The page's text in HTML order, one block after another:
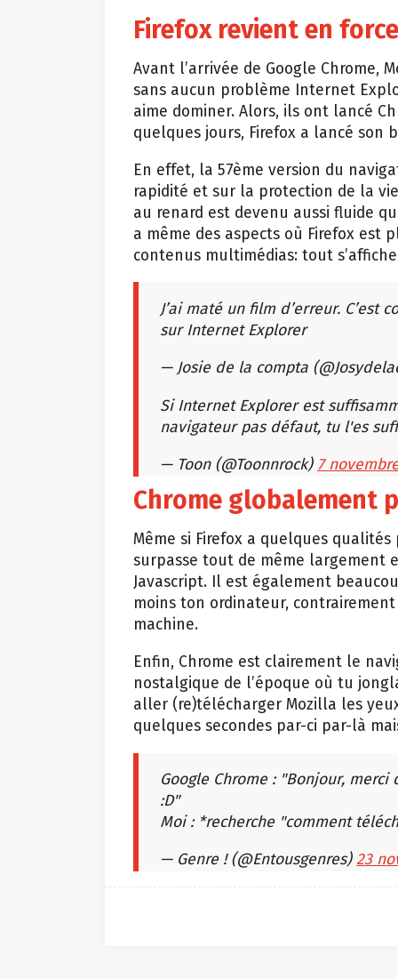
Firefox revient en force
Avant l’arrivée de Google Chrome,
sans aucun problème Internet
aime dominer. Alors, ils ont lancé
quelques jours, Firefox a lancé son
En effet, la 57ème version du
rapidité et sur la protection de la
au renard est devenu aussi fluide
a même des aspects où Firefox est
contenus multimédias: tout
J’ai maté un film d’erreur. C’est
sur Internet Explorer
— Josie de la compta
Si Internet Explorer est
navigateur pas défaut, tu l'es
— Toon (@Toonnrock) 7
Chrome globalement
Même si Firefox a quelques
surpasse tout de même largement
Javascript. Il est également
moins ton ordinateur,
machine.
Enfin, Chrome est clairement le
nostalgique de l’époque où tu
aller (re)télécharger Mozilla les
quelques secondes par-ci par-là
Google Chrome : "Bonjour,
:D"
Moi : *recherche "comment
— Genre ! (@Entousgenres)23